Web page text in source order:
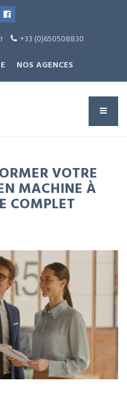
+33 (0)650508830
NOS AGENCES
VOTRE
MACHINE À
COMPLET